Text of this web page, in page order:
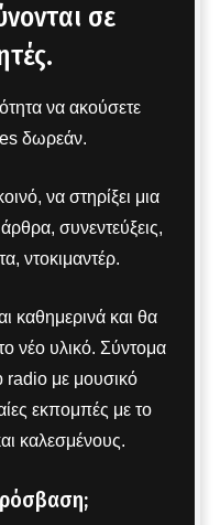
σε
να ακούσετε
δωρεάν.
να στηρίξει μια
συνεντεύξεις,
ντοκιμαντέρ.
καθημερινά και θα
νέο υλικό. Σύντομα
radio με μουσικό
εκπομπές με το
καλεσμένους.